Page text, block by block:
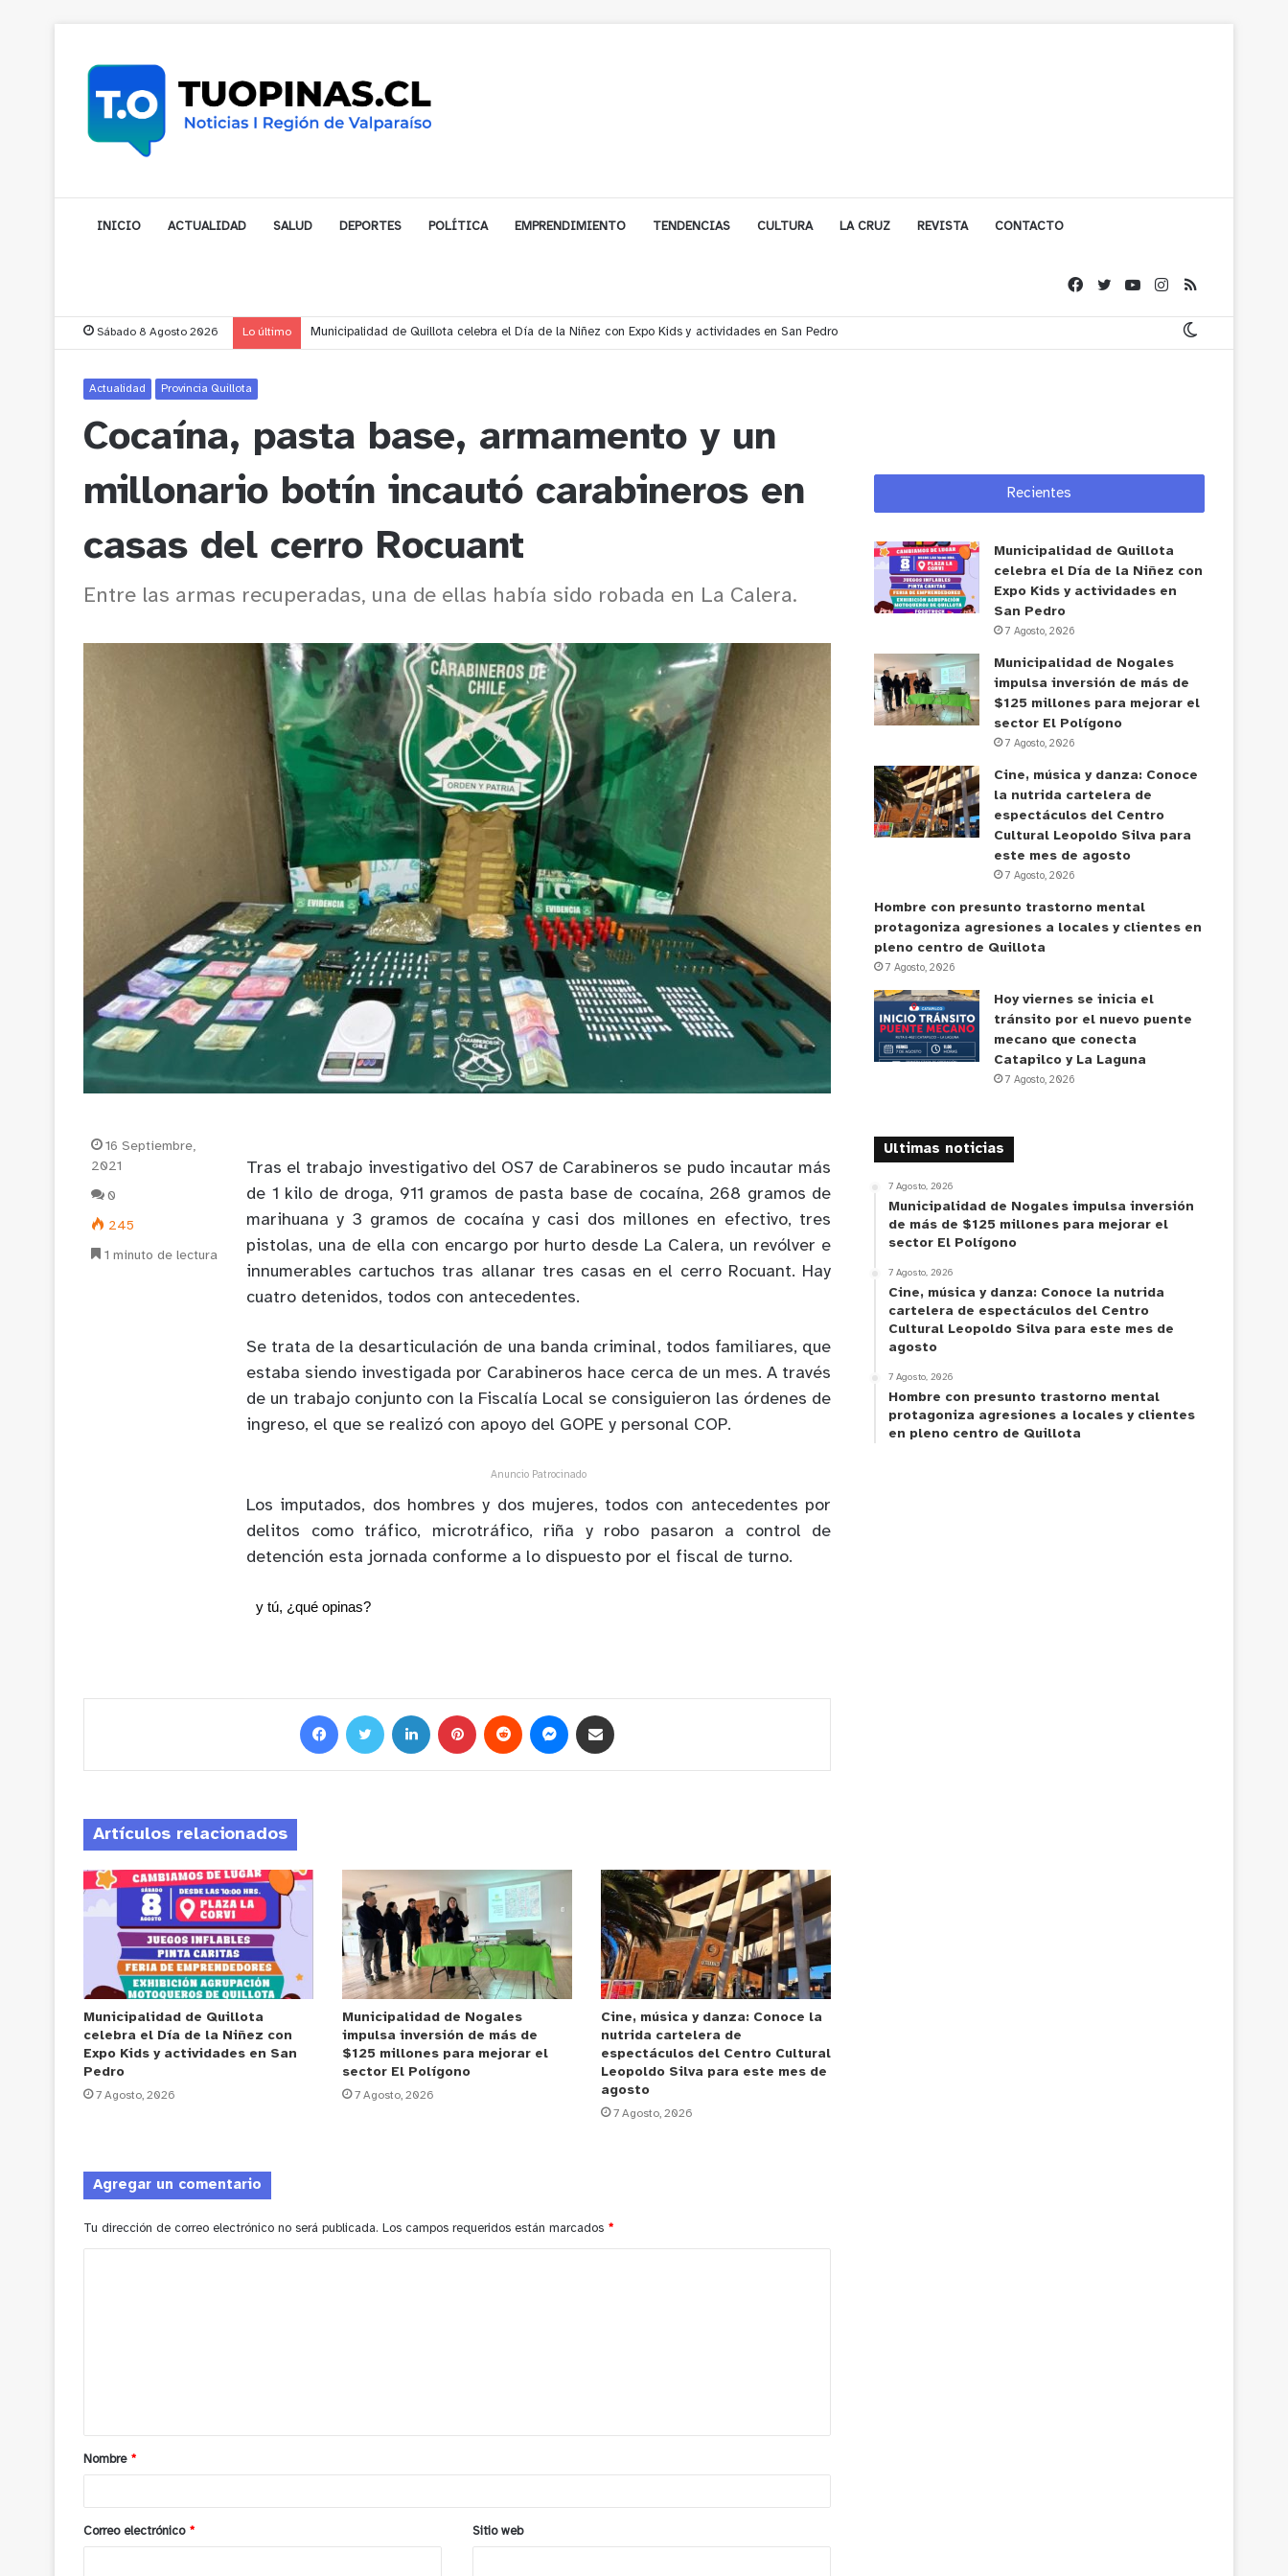
INICIO ACTUALIDAD SALUD DEPORTES POLÍTICA EMPRENDIMIENTO TENDENCIAS CULTURA LA CRUZ REVISTA CONTACTO
Sábado 8 Agosto 2026 Lo último Municipalidad de Nogales impulsa inversión de más de $125 millones para mejorar el sector El Polígono
Actualidad Provincia Quillota
Cocaína, pasta base, armamento y un
millonario botín incautó carabineros en
casas del cerro Rocuant
Entre las armas recuperadas, una de ellas había sido robada en La Calera.
Tras el trabajo investigativo del OS7 de Carabineros se pudo incautar más
de 1 kilo de droga, 911 gramos de pasta base de cocaína, 268 gramos de
marihuana y 3 gramos de cocaína y casi dos millones en efectivo, tres
pistolas, una de ella con encargo por hurto desde La Calera, un revólver e
innumerables cartuchos tras allanar tres casas en el cerro Rocuant. Hay
cuatro detenidos, todos con antecedentes.
Se trata de la desarticulación de una banda criminal, todos familiares, que
estaba siendo investigada por Carabineros hace cerca de un mes. A través
de un trabajo conjunto con la Fiscalía Local se consiguieron las órdenes de
ingreso, el que se realizó con apoyo del GOPE y personal COP.
Anuncio Patrocinado
Los imputados, dos hombres y dos mujeres, todos con antecedentes por
delitos como tráfico, microtráfico, riña y robo pasaron a control de
detención esta jornada conforme a lo dispuesto por el fiscal de turno.
y tú, ¿qué opinas?
16 Septiembre,
2021
0
245
1 minuto de lectura
Artículos relacionados
Municipalidad de Quillota
celebra el Día de la Niñez con
Expo Kids y actividades en San
Pedro
7 Agosto, 2026
Municipalidad de Nogales
impulsa inversión de más de
$125 millones para mejorar el
sector El Polígono
7 Agosto, 2026
Cine, música y danza: Conoce la
nutrida cartelera de
espectáculos del Centro Cultural
Leopoldo Silva para este mes de
agosto
7 Agosto, 2026
Agregar un comentario
Tu dirección de correo electrónico no será publicada. Los campos requeridos están marcados *
a
r
*
Nombre *
Correo electrónico * Sitio web
Recientes
Municipalidad de Quillota
celebra el Día de la Niñez con
Expo Kids y actividades en
San Pedro
7 Agosto, 2026
Municipalidad de Nogales
impulsa inversión de más de
$125 millones para mejorar el
sector El Polígono
7 Agosto, 2026
Cine, música y danza: Conoce
la nutrida cartelera de
espectáculos del Centro
Cultural Leopoldo Silva para
este mes de agosto
7 Agosto, 2026
Hombre con presunto trastorno mental
protagoniza agresiones a locales y clientes en
pleno centro de Quillota
7 Agosto, 2026
Hoy viernes se inicia el
tránsito por el nuevo puente
mecano que conecta
Catapilco y La Laguna
7 Agosto, 2026
Ultimas noticias
7 Agosto, 2026
Municipalidad de Nogales impulsa inversión
de más de $125 millones para mejorar el
sector El Polígono
7 Agosto, 2026
Cine, música y danza: Conoce la nutrida
cartelera de espectáculos del Centro
Cultural Leopoldo Silva para este mes de
agosto
7 Agosto, 2026
Hombre con presunto trastorno mental
protagoniza agresiones a locales y clientes
en pleno centro de Quillota